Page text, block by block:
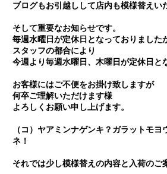
ブログもお引越し して 店内も模様替え い
そして重要なお知らせです。
毎週水曜日が定休日となっておりました
スタッフの都合により
今週より 毎週水曜日、木曜日が定休日 と
お客様にはご不便をお掛け致しますが
何卒ご理解いただけます様
よろしくお願い申し上げます。
（コ）ヤアミンナゲンキ？ガラットモ
ネ！
それでは少し模様替えの内容と入荷のご